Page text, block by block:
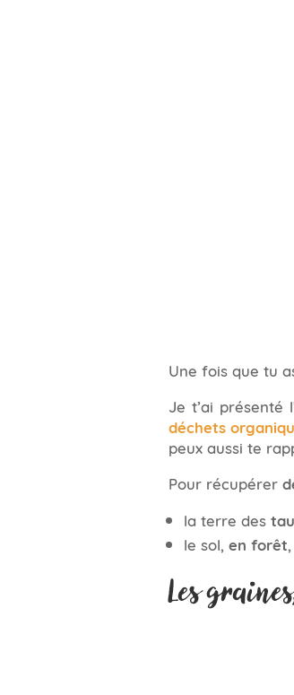
Une fois que tu
Je t’ai
déchets
peux aussi te
Pour récupérer
la terre des
le sol, en forêt
Les